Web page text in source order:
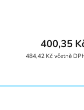
400,35
484,42 Kč včetně